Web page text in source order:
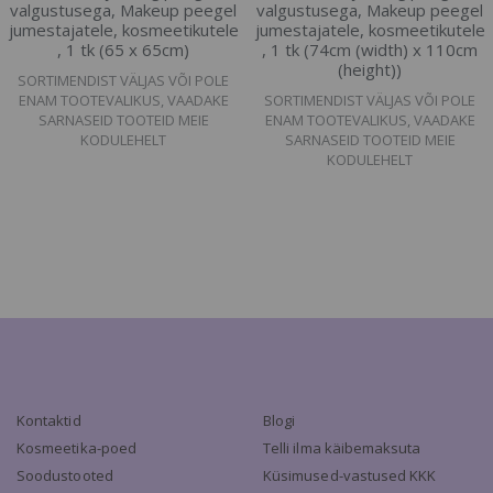
valgustusega, Makeup peegel
jumestajatele, kosmeetikutele
, 1 tk (65 x 65cm)
SORTIMENDIST VÄLJAS VÕI POLE
ENAM TOOTEVALIKUS, VAADAKE
SARNASEID TOOTEID MEIE
KODULEHELT
valgustusega, Makeup peegel
jumestajatele, kosmeetikutele
, 1 tk (74cm (width) x 110cm
(height))
SORTIMENDIST VÄLJAS VÕI POLE
ENAM TOOTEVALIKUS, VAADAKE
SARNASEID TOOTEID MEIE
KODULEHELT
Kontaktid
Kosmeetika-poed
Soodustooted
Blogi
Telli ilma käibemaksuta
Küsimused-vastused KKK